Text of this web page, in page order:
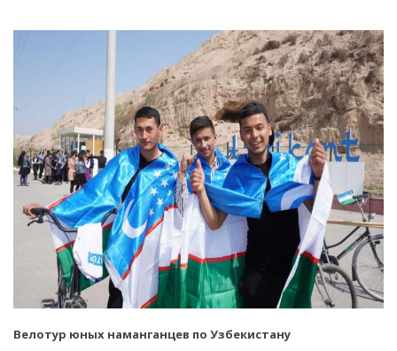
Велотур юных наманганцев по Узбекистану